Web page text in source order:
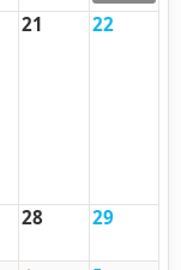
21 22
28 29